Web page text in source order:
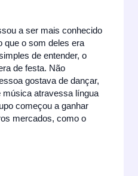
a ser mais conhecido
que o som deles era
de entender, o
de festa. Não
gostava de dançar,
música atravessa língua
começou a ganhar
mercados, como o